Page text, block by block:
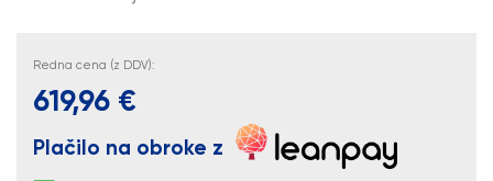
Redna cena (z DDV):
619,96 €
Plačilo na obroke z